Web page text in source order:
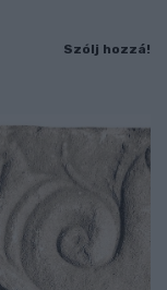
Szólj hozzá!